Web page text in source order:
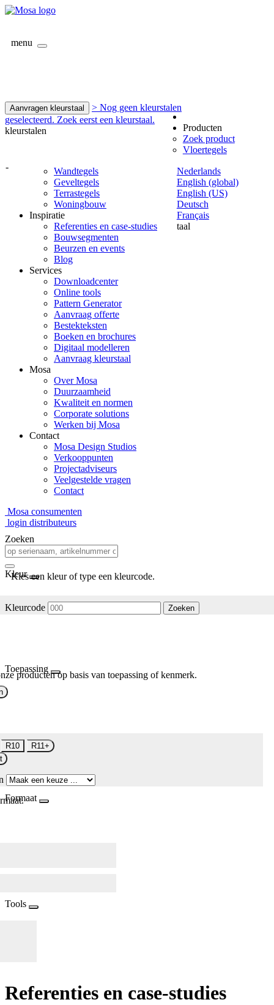
menu
Aanvragen kleurstaal
> Nog geen kleurstalen
geselecteerd. Zoek eerst een kleurstaal.
kleurstalen
-
Nederlands
English (global)
English (US)
Deutsch
Français
taal
Producten
Zoek product
Vloertegels
Wandtegels
Geveltegels
Terrastegels
Woningbouw
Inspiratie
Referenties en case-studies
Bouwsegmenten
Beurzen en events
Blog
Services
Downloadcenter
Online tools
Pattern Generator
Aanvraag offerte
Bestekteksten
Boeken en brochures
Digitaal modelleren
Aanvraag kleurstaal
Mosa
Over Mosa
Duurzaamheid
Kwaliteit en normen
Corporate solutions
Werken bij Mosa
Contact
Mosa Design Studios
Verkooppunten
Projectadviseurs
Veelgestelde vragen
Contact
Mosa consumenten
login distributeurs
Zoeken
Kleur
Kies een kleur of type een kleurcode.
Kleurcode Zoeken
Toepassing
producten op basis van toepassing of kenmerk.
R10
R11+
Formaat
Tools
Referenties en case-studies